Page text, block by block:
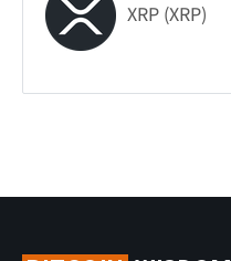
XRP (XRP)